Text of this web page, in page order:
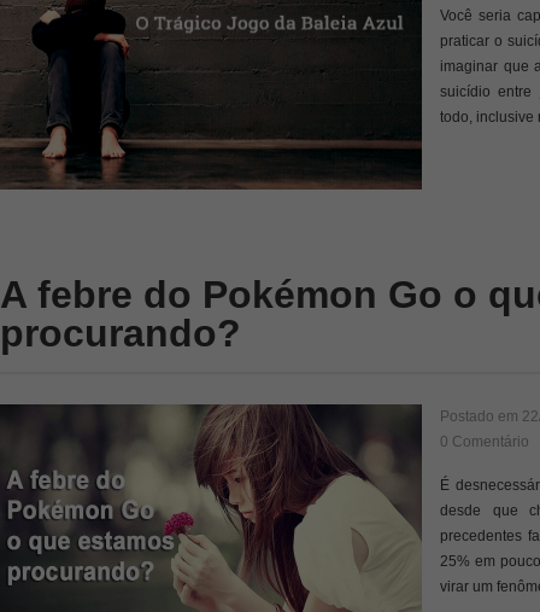
Você seria
praticar o
imaginar que
suicídio entre
todo, inclusive
A febre do Pokémon Go o
procurando?
Postado em
0 Comentário
É
desde que
precedentes
25% em
virar um